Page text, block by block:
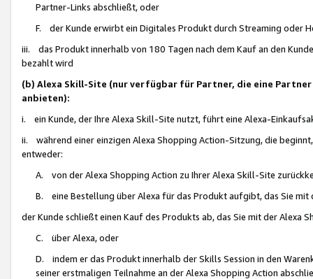
Partner-Links abschließt, oder
F. der Kunde erwirbt ein Digitales Produkt durch Streaming oder
iii. das Produkt innerhalb von 180 Tagen nach dem Kauf an den
bezahlt wird
(b) Alexa Skill-Site (nur verfügbar für Partner, die eine
anbieten):
i. ein Kunde, der Ihre Alexa Skill-Site nutzt, führt eine Alexa-
ii. während einer einzigen Alexa Shopping Action-Sitzung, die
entweder:
A. von der Alexa Shopping Action zu Ihrer Alexa Skill-Site
B. eine Bestellung über Alexa für das Produkt aufgibt, das Sie mit
der Kunde schließt einen Kauf des Produkts ab, das Sie mit der Alexa
C. über Alexa, oder
D. indem er das Produkt innerhalb der Skills Session in den
seiner erstmaligen Teilnahme an der Alexa Shopping Action